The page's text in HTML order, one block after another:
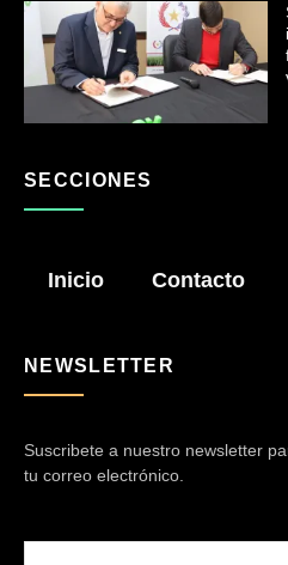
SECCIONES
Inicio Contacto
NEWSLETTER
Suscribete a nuestro newsletter
tu correo electrónico.